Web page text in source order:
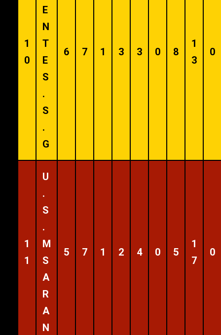
1
0
E
N
T
E
S
.
S
.
G
6 7 1 3 3 0 8
1
3
0
1
1
U
.
S
.
M
S
A
R
A
N
5 7 1 2 4 0 5
1
7
0